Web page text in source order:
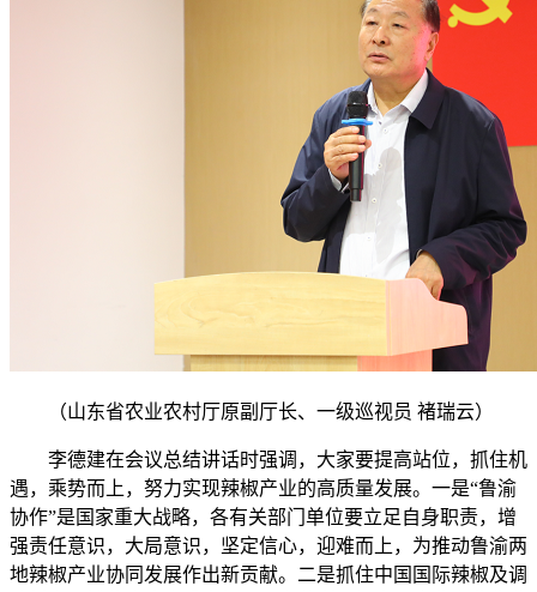
（山东省农业农村厅原副厅长、一级巡视员 褚瑞云）
李德建在会议总结讲话时强调，大家要提高站位，抓住机
遇，乘势而上，努力实现辣椒产业的高质量发展。一是“鲁渝
协作”是国家重大战略，各有关部门单位要立足自身职责，增
强责任意识，大局意识，坚定信心，迎难而上，为推动鲁渝两
地辣椒产业协同发展作出新贡献。二是抓住中国国际辣椒及调